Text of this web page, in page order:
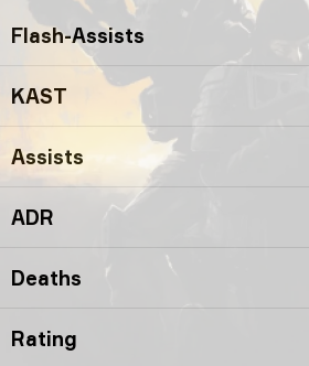
Flash-Assists
KAST
Assists
ADR
Deaths
Rating